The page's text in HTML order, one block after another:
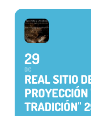
29
DIC
REAL SITIO
TRADICIÓN"